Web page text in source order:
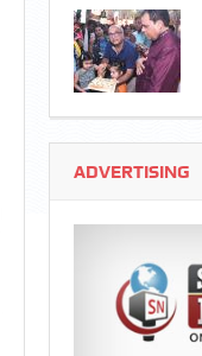
ADVERTISING